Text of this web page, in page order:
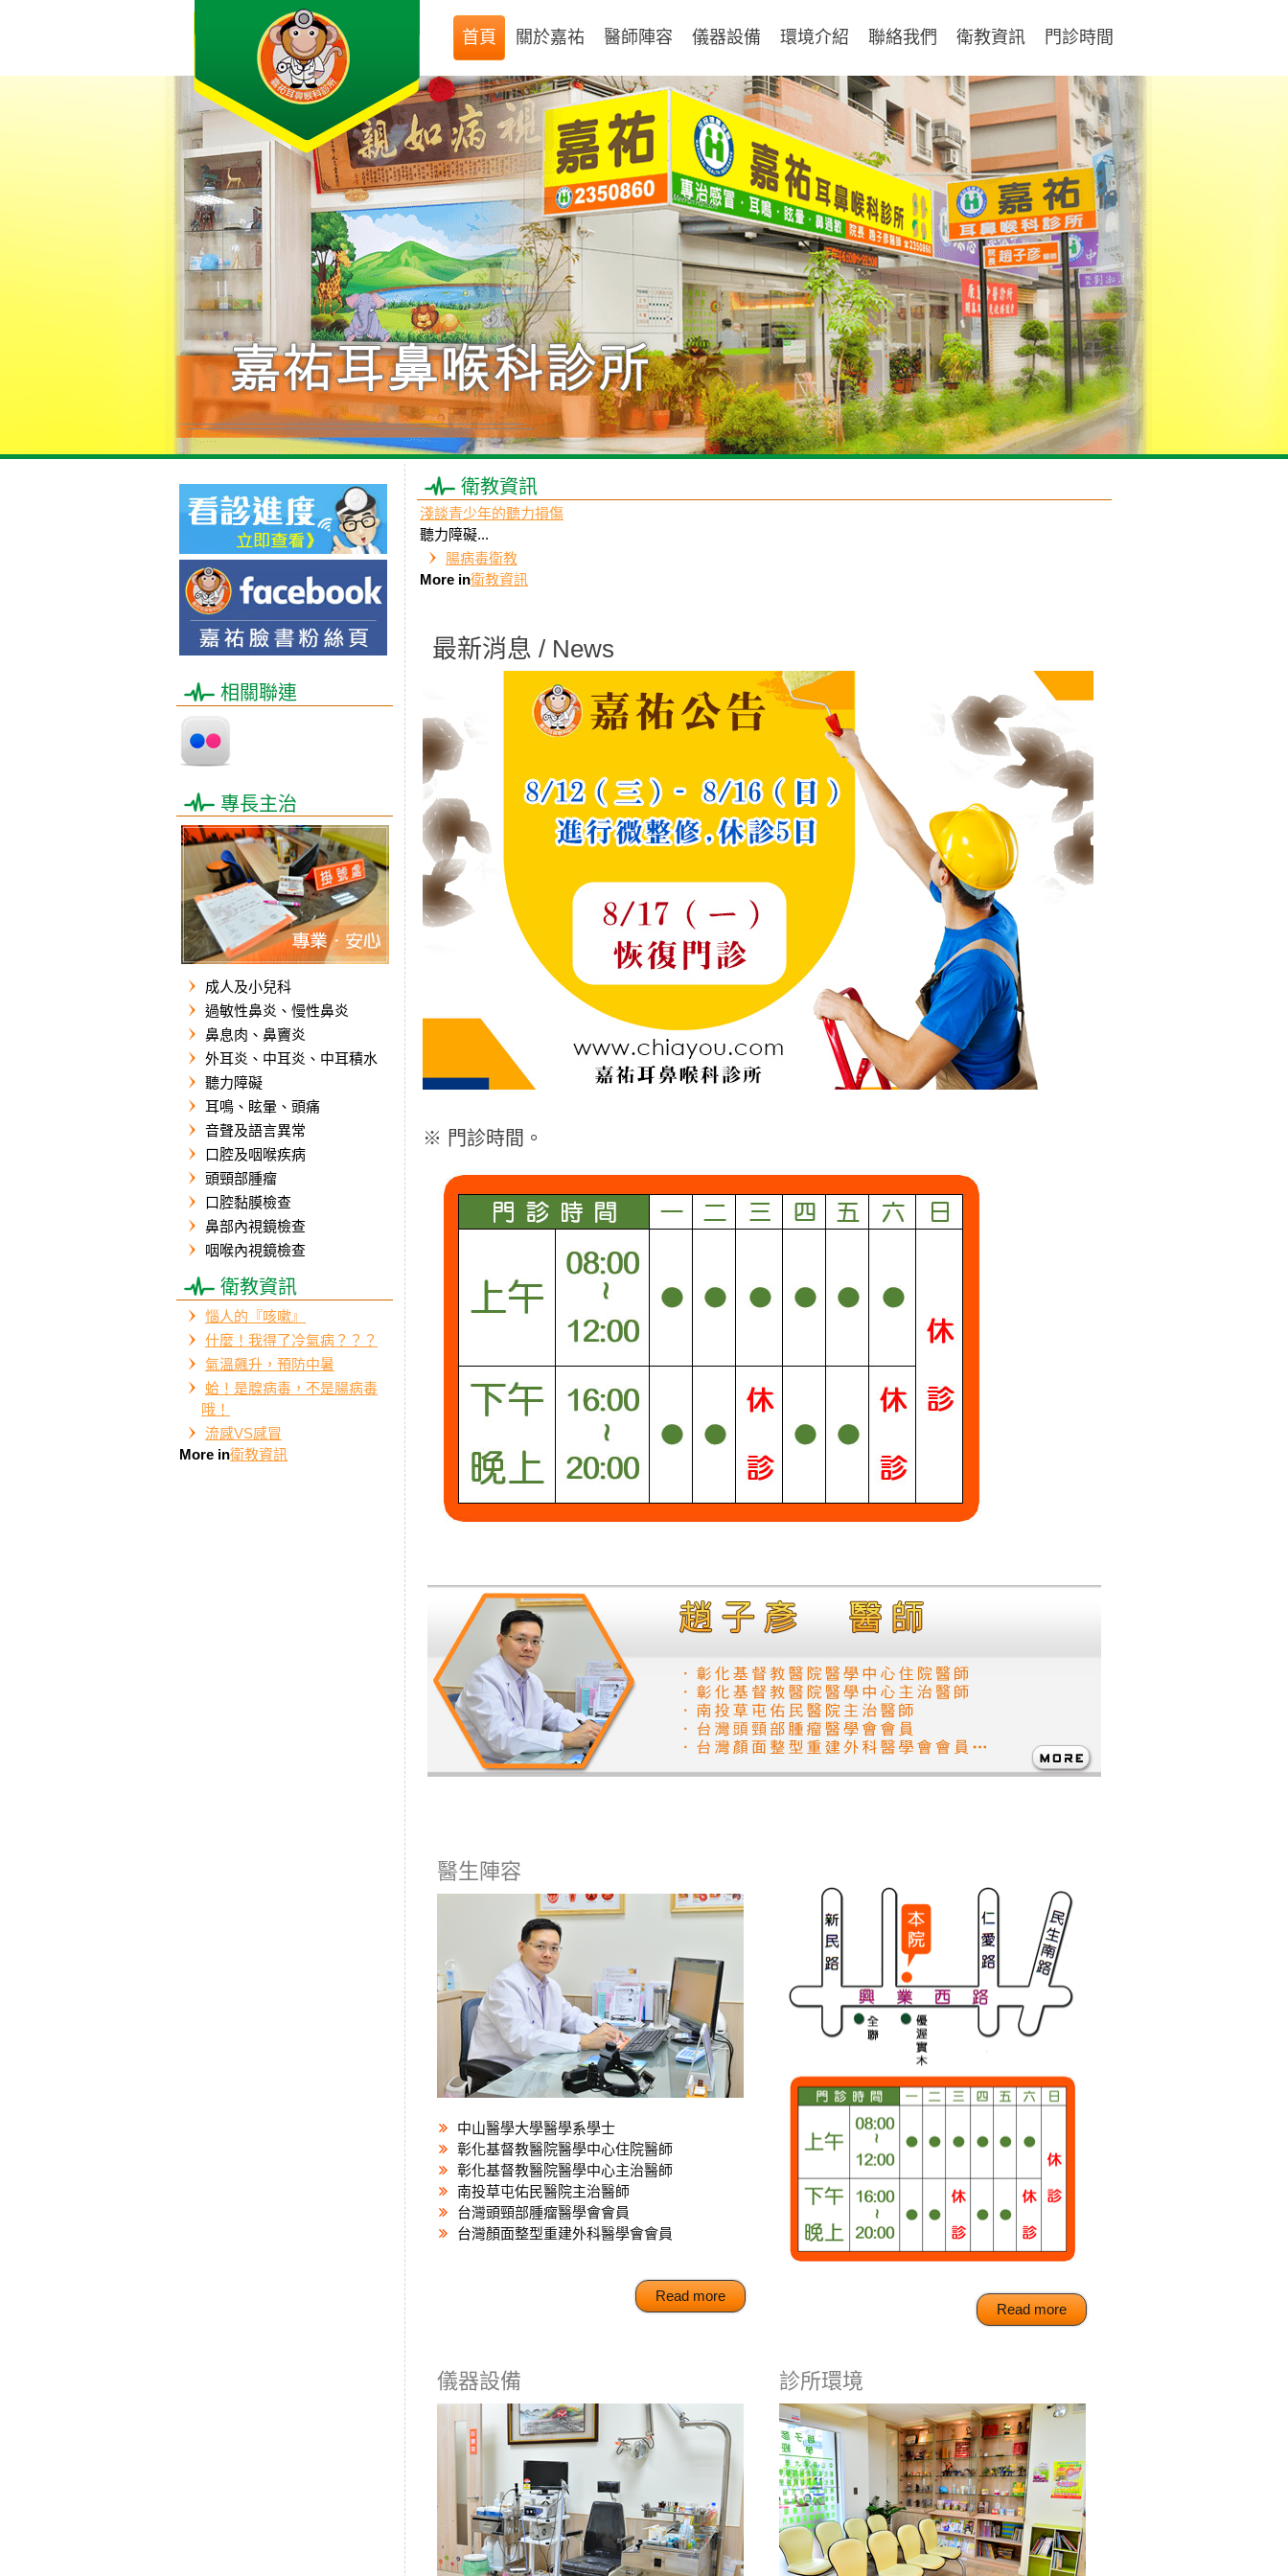
首頁 關於嘉祐 醫師陣容 儀器設備 環境介紹 聯絡我們 衛教資訊 門診時間
相關聯連
專長主治
成人及小兒科
過敏性鼻炎、慢性鼻炎
鼻息肉、鼻竇炎
外耳炎、中耳炎、中耳積水
聽力障礙
耳鳴、眩暈、頭痛
音聲及語言異常
口腔及咽喉疾病
頭頸部腫瘤
口腔黏膜檢查
鼻部內視鏡檢查
咽喉內視鏡檢查
衛教資訊
惱人的『咳嗽』
什麼！我得了冷氣病？？？
氣溫飆升，預防中暑
蛤！是腺病毒，不是腸病毒
哦！
流感VS感冒
More in衛教資訊
衛教資訊
淺談青少年的聽力損傷
​聽力障礙...
腸病毒衛教
More in衛教資訊
最新消息 / News
※ 門診時間。
醫生陣容
中山醫學大學醫學系學士
彰化基督教醫院醫學中心住院醫師
彰化基督教醫院醫學中心主治醫師
南投草屯佑民醫院主治醫師
台灣頭頸部腫瘤醫學會會員
台灣顏面整型重建外科醫學會會員
Read more
Read more
儀器設備 診所環境